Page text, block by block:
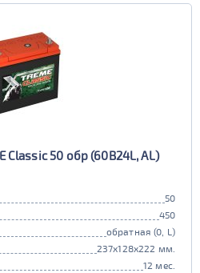
Classic 50 обр (60B24L, AL)
50
450
обратная (0, L)
237x128x222 мм.
12 мес.